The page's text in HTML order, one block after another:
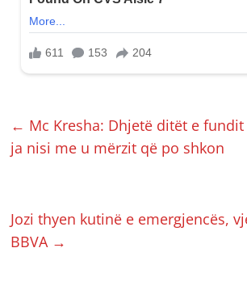
← Mc Kresha: Dhjetë ditët e
ja nisi me u mërzit që po shkon
Jozi thyen kutinë e emergjencës,
BBVA →